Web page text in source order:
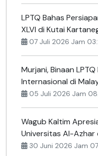
LPTQ Bahas
XLVI di Kutai
07 Juli 2026 Jam
Murjani, Binaan
Internasional di
05 Juli 2026 Jam
Wagub Kaltim
Universitas Al-Azhar
30 Juni 2026 Jam